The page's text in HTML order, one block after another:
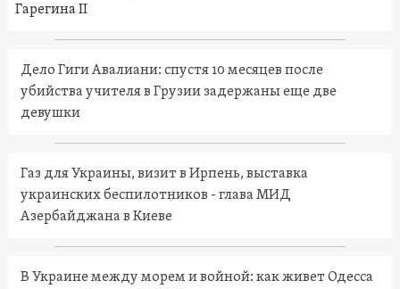
Гарегина II
Дело Гиги Авалиани: спустя 10 месяцев после
убийства учителя в Грузии задержаны еще две
девушки
Газ для Украины, визит в Ирпень, выставка
украинских беспилотников - глава МИД
Азербайджана в Киеве
В Украине между морем и войной: как живет Одесса